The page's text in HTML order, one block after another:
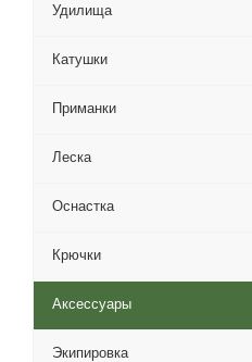
Удилища
Катушки
Приманки
Леска
Оснастка
Крючки
Аксессуары
Экипировка